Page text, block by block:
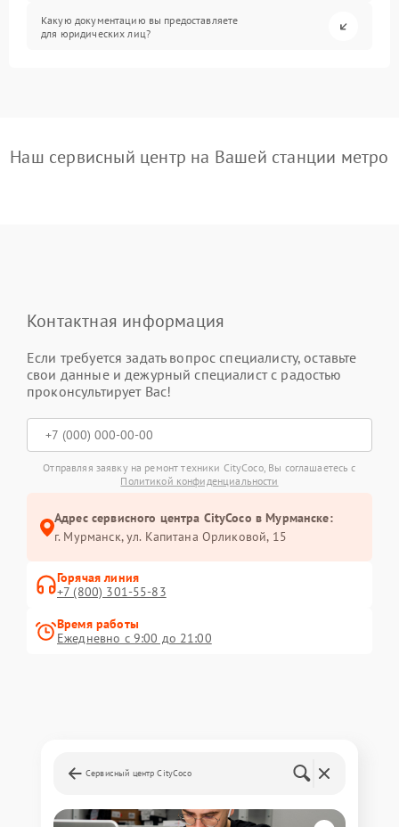
Какую документацию вы предоставляете
для юридических лиц?
Наш сервисный центр на Вашей станции метро
Контактная информация
Если требуется задать вопрос специалисту, оставьте
свои данные и дежурный специалист с радостью
проконсультирует Вас!
Отправляя заявку на ремонт техники CityCoco, Вы соглашаетесь с
Политикой конфиденциальности
Адрес сервисного центра CityCoco в Мурманске:
г. Мурманск, ул. Капитана Орликовой, 15
Горячая линия
+7 (800) 301-55-83
Время работы
Ежедневно с 9:00 до 21:00
Сервисный центр CityCoco